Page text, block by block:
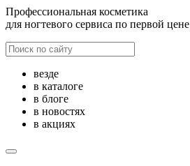
Профессиональная косметика
для ногтевого сервиса по первой цене
везде
в каталоге
в блоге
в новостях
в акциях